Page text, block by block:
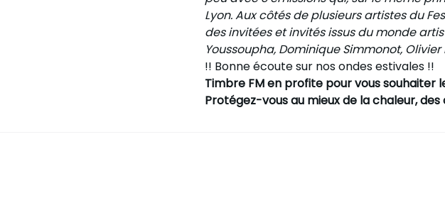
Lyon. Aux côtés de plusieurs artistes du
des invitées et invités issus du monde
Youssoupha, Dominique Simmonot,
!! Bonne écoute sur nos ondes estivales !!
Timbre FM en profite pour vous souhaiter
Protégez-vous au mieux de la chaleur,